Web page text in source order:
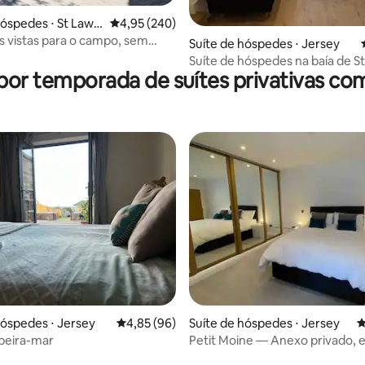
de 5, 191 avaliações
⋅ St Lawr
4,95 de uma avaliação média de 5, 240
4,95 (240)
vistas para o campo, sem
Suíte de hóspedes ⋅ Jersey
Suíte de hóspedes na baía de
temporada de suítes privativas
⋅ Jersey 4,85 de uma avaliação média de 5, 96
4,85 (96)
mar
Suíte de hóspedes ⋅ Jersey
Petit Moine — Anexo privado,